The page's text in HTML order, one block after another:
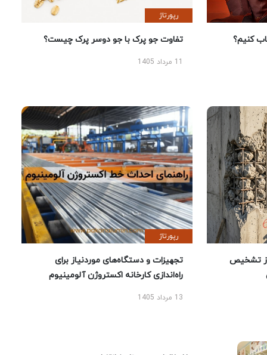
کنیم؟
رپورتاژ
تفاوت جو پرک با جو دوسر پرک چیست؟
تشخیص
رپورتاژ
تجهیزات و دستگاه‌های موردنیاز برای
راه‌اندازی کارخانه اکستروژن آلومینیوم
13 مرداد 1405